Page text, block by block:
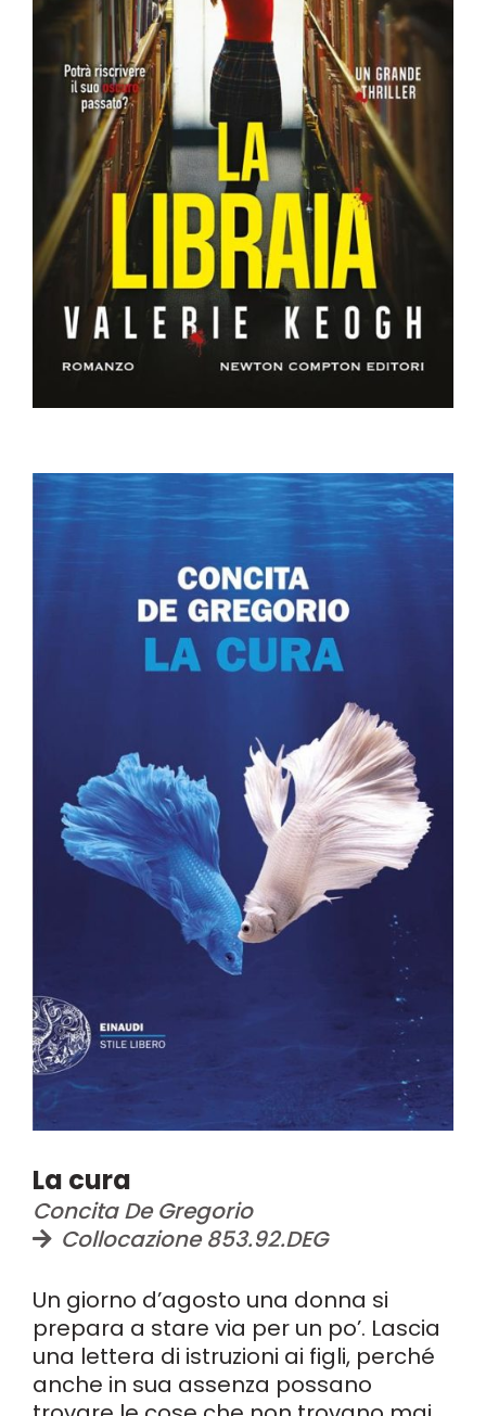
La cura
Concita De Gregorio
Collocazione 853.92.DEG
Un giorno d’agosto una donna si
prepara a stare via per un po’. Lascia
una lettera di istruzioni ai figli, perché
anche in sua assenza possano